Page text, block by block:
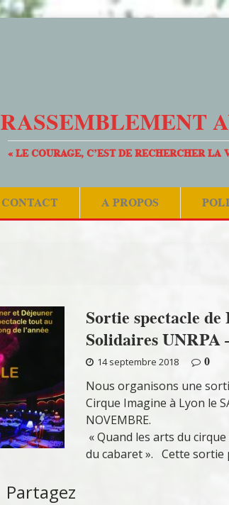
RASSEMBLEMENT
« LE COURAGE, C’EST DE RECHERCHER
CONTACT A PROPOS
Sortie spectacle
Solidaires UNRPA
14 septembre 2018
0
Nous organisons une
Cirque Imagine à Lyon le
NOVEMBRE.
« Quand les arts du
du cabaret ». Cette sortie
Partagez